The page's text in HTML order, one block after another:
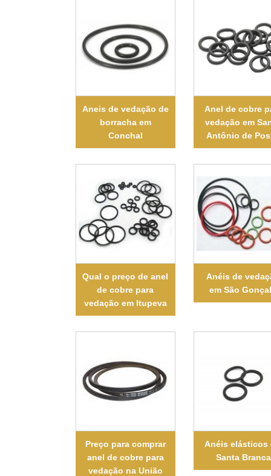
Aneis de vedação de
borracha em
Conchal
Anel de cobre
vedação em
Antônio de
Qual o preço de anel
de cobre para
vedação em Itupeva
Anéis de
em São
Preço para comprar
anel de cobre para
vedação na União
Anéis elásticos
Santa Branca